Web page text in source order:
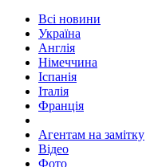
Всі новини
Україна
Англія
Німеччина
Іспанія
Італія
Франція
Агентам на замітку
Відео
Фото